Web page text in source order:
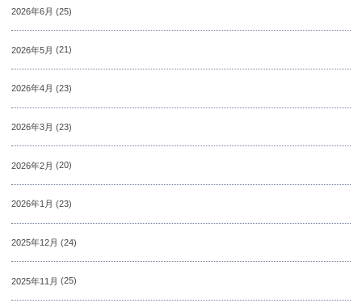
2026年6月 (25)
2026年5月 (21)
2026年4月 (23)
2026年3月 (23)
2026年2月 (20)
2026年1月 (23)
2025年12月 (24)
2025年11月 (25)